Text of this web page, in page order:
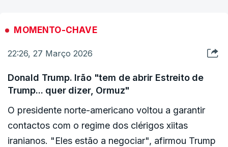
MOMENTO-CHAVE
22:26, 27 Março 2026
Donald Trump. Irão "tem de abrir Estreito de
Trump... quer dizer, Ormuz"
O presidente norte-americano voltou a garantir
contactos com o regime dos clérigos xiitas
iranianos. "Eles estão a negociar", afirmou Trump